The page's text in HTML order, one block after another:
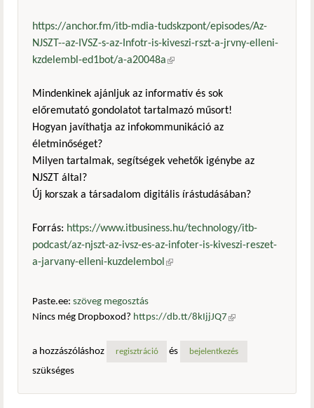
https://anchor.fm/itb-mdia-tudskzpont/episodes/Az-
NJSZT--az-IVSZ-s-az-Infotr-is-kiveszi-rszt-a-jrvny-elleni-
kzdelembl-ed1bot/a-a20048a(külső hivatkozás)
Mindenkinek ajánljuk az informatív és sok
előremutató gondolatot tartalmazó műsort!
Hogyan javíthatja az infokommunikáció az
életminőséget?
Milyen tartalmak, segítségek vehetők igénybe az
NJSZT által?
Új korszak a társadalom digitális írástudásában?
Forrás: https://www.itbusiness.hu/technology/itb-
podcast/az-njszt-az-ivsz-es-az-infoter-is-kiveszi-reszet-
a-jarvany-elleni-kuzdelembol(külső hivatkozás)
Paste.ee: szöveg megosztás
Nincs még Dropboxod? https://db.tt/8kIjjJQ7 (külső
a hozzászóláshoz
regisztráció és bejelentkezés
szükséges